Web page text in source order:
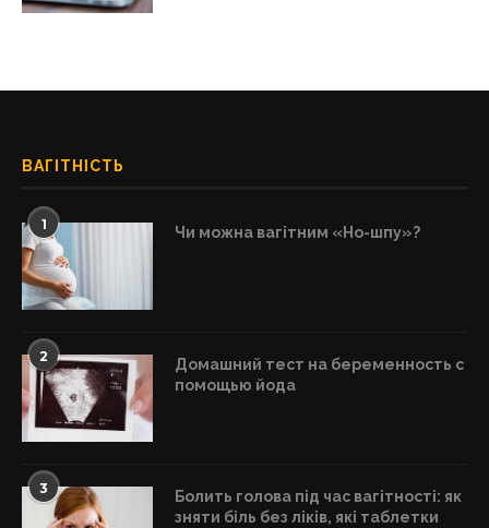
ВАГІТНІСТЬ
1 Чи можна вагітним «Но-шпу»?
2
Домашний тест на беременность с
помощью йода
3
Болить голова під час вагітності: як
зняти біль без ліків, які таблетки